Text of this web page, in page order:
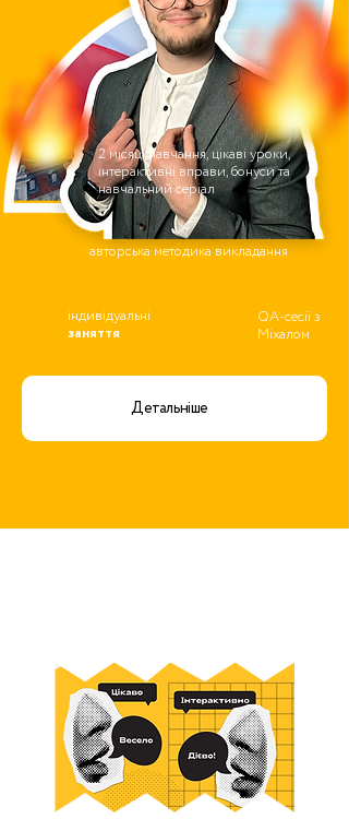
2 місяці навчання, цікаві уроки,
інтерактивні вправи, бонуси та
навчальний серіал
авторська методика викладання
індивідуальні
заняття
QA-сесії з
Міхалом
Детальніше